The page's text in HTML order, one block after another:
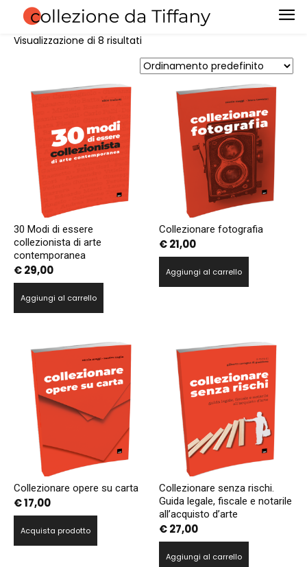
Visualizzazione di 8 risultati
30 Modi di essere
collezionista di arte
contemporanea
€29,00
Aggiungi al carrello
Collezionare fotografia
€21,00
Aggiungi al carrello
Collezionare opere su carta
€17,00
Acquista prodotto
Collezionare senza rischi.
Guida legale, fiscale e notarile
all’acquisto d’arte
€27,00
Aggiungi al carrello